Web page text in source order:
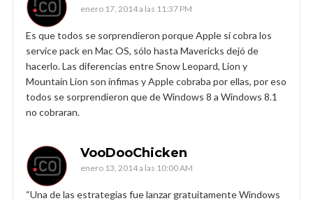
enero 17, 2014 a las 11:37 PM
Es que todos se sorprendieron porque Apple sí cobra los
service pack en Mac OS, sólo hasta Mavericks dejó de
hacerlo. Las diferencias entre Snow Leopard, Lion y
Mountain Lion son ínfimas y Apple cobraba por ellas, por eso
todos se sorprendieron que de Windows 8 a Windows 8.1
no cobraran.
VooDooChicken
enero 13, 2014 a las 10:00 AM
“Una de las estrategias fue lanzar gratuitamente Windows